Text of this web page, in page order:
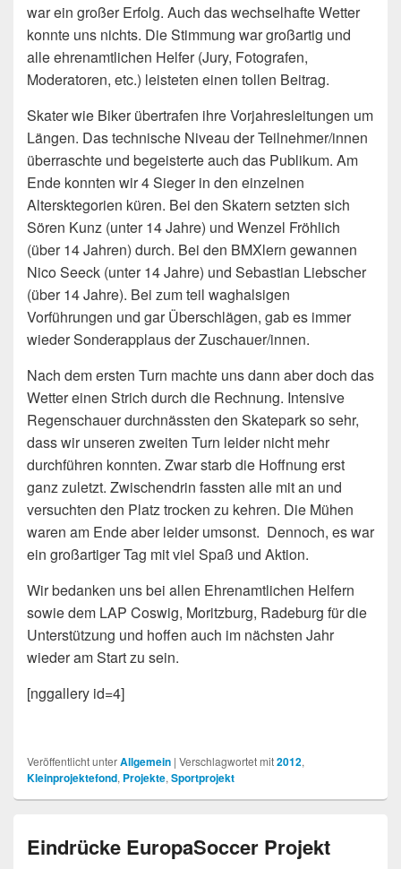
war ein großer Erfolg. Auch das wechselhafte Wetter
konnte uns nichts. Die Stimmung war großartig und
alle ehrenamtlichen Helfer (Jury, Fotografen,
Moderatoren, etc.) leisteten einen tollen Beitrag.
Skater wie Biker übertrafen ihre Vorjahresleitungen um
Längen. Das technische Niveau der Teilnehmer/innen
überraschte und begeisterte auch das Publikum. Am
Ende konnten wir 4 Sieger in den einzelnen
Altersktegorien küren. Bei den Skatern setzten sich
Sören Kunz (unter 14 Jahre) und Wenzel Fröhlich
(über 14 Jahren) durch. Bei den BMXlern gewannen
Nico Seeck (unter 14 Jahre) und Sebastian Liebscher
(über 14 Jahre). Bei zum teil waghalsigen
Vorführungen und gar Überschlägen, gab es immer
wieder Sonderapplaus der Zuschauer/innen.
Nach dem ersten Turn machte uns dann aber doch das
Wetter einen Strich durch die Rechnung. Intensive
Regenschauer durchnässten den Skatepark so sehr,
dass wir unseren zweiten Turn leider nicht mehr
durchführen konnten. Zwar starb die Hoffnung erst
ganz zuletzt. Zwischendrin fassten alle mit an und
versuchten den Platz trocken zu kehren. Die Mühen
waren am Ende aber leider umsonst. Dennoch, es war
ein großartiger Tag mit viel Spaß und Aktion.
Wir bedanken uns bei allen Ehrenamtlichen Helfern
sowie dem LAP Coswig, Moritzburg, Radeburg für die
Unterstützung und hoffen auch im nächsten Jahr
wieder am Start zu sein.
[nggallery id=4]
Veröffentlicht unterAllgemein | Verschlagwortet mit2012,
Kleinprojektefond, Projekte, Sportprojekt
Eindrücke EuropaSoccer Projekt